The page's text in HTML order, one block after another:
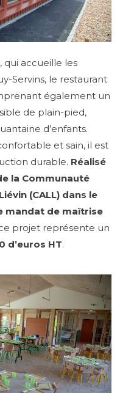
qui accueille les
Servins, le restaurant
également un
de plain-pied,
d’enfants.
et sain, il est
durable. Réalisé
la Communauté
(CALL) dans le
mandat de maîtrise
projet représente un
d’euros HT.